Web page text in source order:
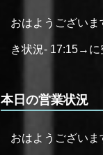
おはようござい
き状況- 17:15→に
本日の営業状況
おはようござい